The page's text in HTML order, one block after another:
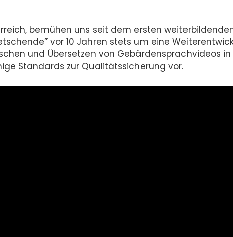
bemühen uns seit dem ersten
vor 10 Jahren stets um eine
und Übersetzen von Gebärdensprachvideos in
Standards zur Qualitätssicherung vor.